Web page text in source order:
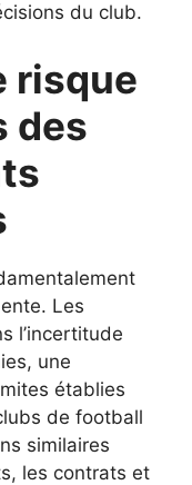
du club.
risque
des
Les
l’incertitude
une
établies
de football
similaires
les contrats et